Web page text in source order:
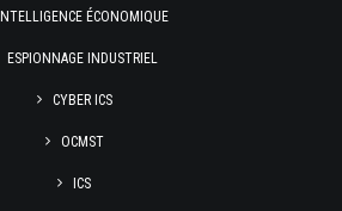
INTELLIGENCE ÉCONOMIQUE
ESPIONNAGE INDUSTRIEL
CYBER ICS
OCMST
ICS